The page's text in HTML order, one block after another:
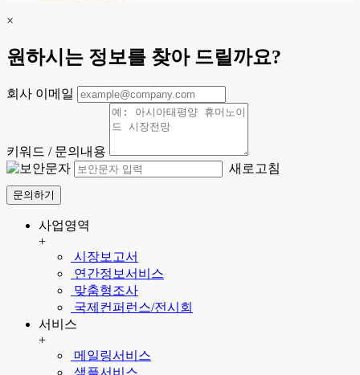
×
원하시는 정보를 찾아 드릴까요?
회사 이메일
키워드 / 문의내용
새로고침
문의하기
사업영역
+
시장보고서
연간정보서비스
맞춤형조사
국제컨퍼런스/전시회
서비스
+
메일링서비스